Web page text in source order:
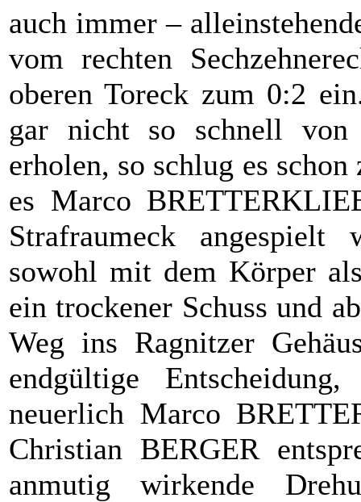
auch immer –
vom rechten
oberen Toreck zum 0:2
gar nicht so schnell von
erholen, so schlug es
es Marco
Strafraumeck angespielt
sowohl mit dem Körper
ein trockener Schuss und
Weg ins Ragnitzer
endgültige
neuerlich Marco
Christian BERGER
anmutig wirkende